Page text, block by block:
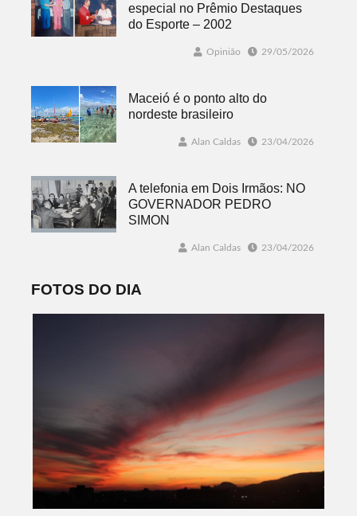
especial no Prêmio Destaques
do Esporte – 2002
Opinião 29/05/2026
Maceió é o ponto alto do
nordeste brasileiro
Alan Caldas 23/04/2026
A telefonia em Dois Irmãos: NO
GOVERNADOR PEDRO
SIMON
Alan Caldas 23/04/2026
FOTOS DO DIA